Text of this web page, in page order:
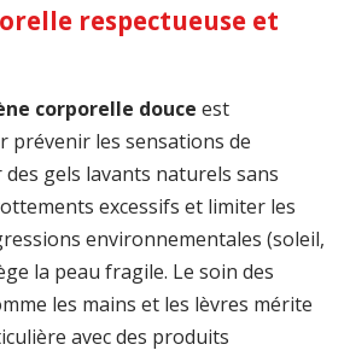
respectueuse et
corporelle douce est
prévenir les sensations de
gels lavants naturels sans
excessifs et limiter les
environnementales (soleil,
la peau fragile. Le soin des
les mains et les lèvres mérite
avec des produits